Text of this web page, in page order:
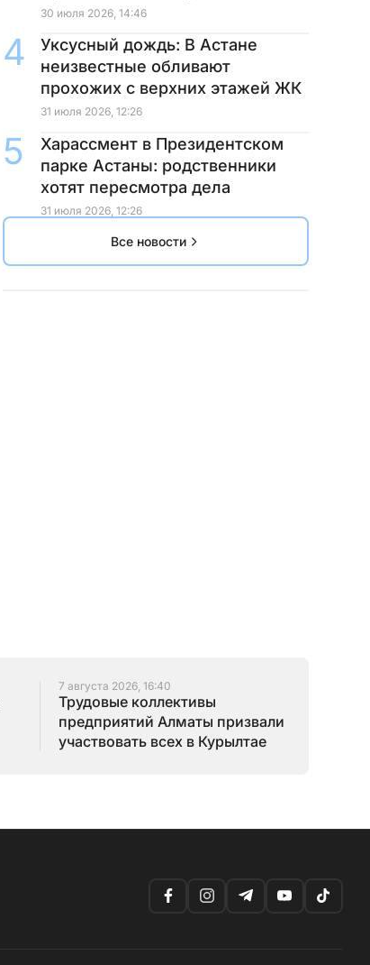
30 июля 2026, 14:46
Уксусный дождь: В Астане
неизвестные обливают
прохожих с верхних этажей ЖК
31 июля 2026, 12:26
Харассмент в Президентском
парке Астаны: родственники
хотят пересмотра дела
31 июля 2026, 12:26
Все новости
7 августа 2026, 16:40
Трудовые коллективы
предприятий Алматы призвали
участвовать всех в Курылтае